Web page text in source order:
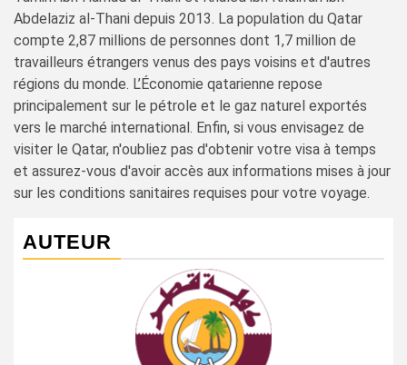
Abdelaziz al-Thani depuis 2013. La population du Qatar
compte 2,87 millions de personnes dont 1,7 million de
travailleurs étrangers venus des pays voisins et d'autres
régions du monde. L’Économie qatarienne repose
principalement sur le pétrole et le gaz naturel exportés
vers le marché international. Enfin, si vous envisagez de
visiter le Qatar, n'oubliez pas d'obtenir votre visa à temps
et assurez-vous d'avoir accès aux informations mises à jour
sur les conditions sanitaires requises pour votre voyage.
AUTEUR